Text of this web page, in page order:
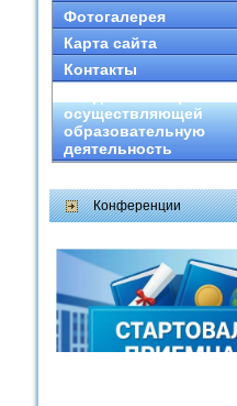
Фотогалерея
Карта сайта
Контакты
осуществляющей
образовательную
деятельность
Конференции